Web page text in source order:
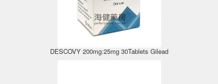
DESCOVY 200mg:25mg 30Tablets Gilead